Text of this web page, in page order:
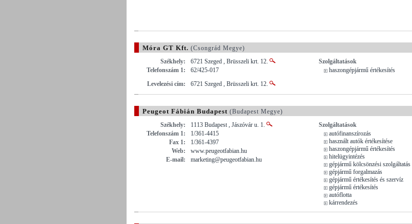
Móra GT Kft. (Csongrád Megye)
Székhely:
6721 Szeged , Brüsszeli krt. 12.
Telefonszám 1:
62/425-017
Levelezési cím:
6721 Szeged , Brüsszeli krt. 12.
Szolgáltatások
haszongépjármű értékesítés
Peugeot Fábián Budapest (Budapest Megye)
Székhely:
1113 Budapest , Jászóvár u. 1.
Telefonszám 1:
1/361-4415
Fax 1:
1/361-4397
Web:
www.peugeotfabian.hu
E-mail:
marketing@peugeotfabian.hu
Szolgáltatások
autófinanszírozás
használt autók értékesítése
haszongépjármű értékesítés
hitelügyintézés
gépjármű kölcsönzési szolgáltatás
gépjármű forgalmazás
gépjármű értékesítés és szervíz
gépjármű értékesítés
autóflotta
kárrendezés